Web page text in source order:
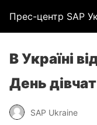
Прес-центр SAP
В Україні
День
SAP Ukraine